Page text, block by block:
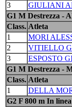
3
GIULIANI
G1 M Destrezza -
Class. Atleta
1
MORI
2
VITIELLO
3
ESPOSTO
G1 M Destrezza -
Class. Atleta
1
DELLA
G2 F 800 m In